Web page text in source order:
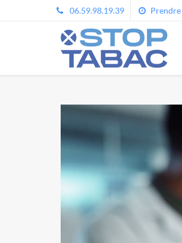
06.59.98.19.39